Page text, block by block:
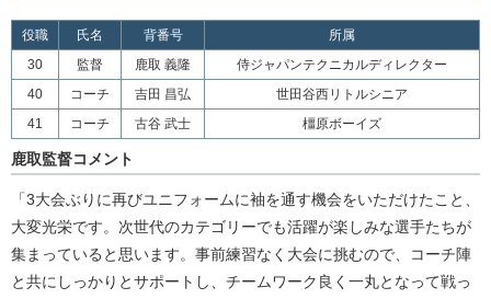
役職 氏名 背番号
所属
30
監督 鹿取 義隆
侍ジャパンテクニカルディレクター
40
コーチ 吉田 昌弘
世田谷西リトルシニア
41
コーチ 古谷 武士 橿原ボーイズ
鹿取監督コメント
「3大会ぶりに再びユニフォームに袖を通す機会をいただけたこと、
大変光栄です。次世代のカテゴリーでも活躍が楽しみな選手たちが
集まっていると思います。事前練習なく大会に挑むので、コーチ陣
と共にしっかりとサポートし、チームワーク良く一丸となって戦っ